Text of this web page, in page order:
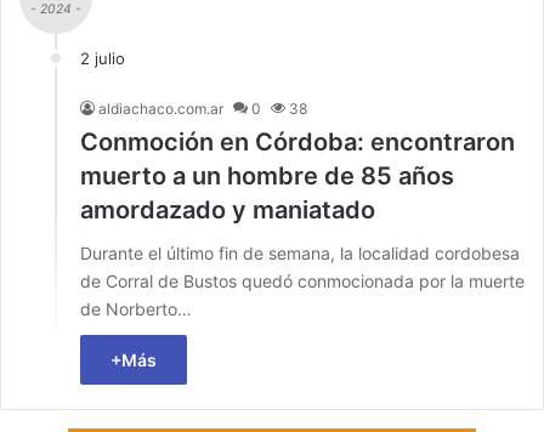
- 2024 -
2 julio
aldiachaco.com.ar 0 38
Conmoción en Córdoba: encontraron
muerto a un hombre de 85 años
amordazado y maniatado
Durante el último fin de semana, la localidad cordobesa
de Corral de Bustos quedó conmocionada por la muerte
de Norberto…
+Más